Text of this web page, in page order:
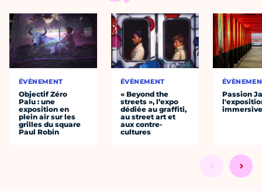
ÉVÈNEMENT
Objectif Zéro
Palu : une
exposition en
plein air sur les
grilles du square
Paul Robin
ÉVÈNEMENT
« Beyond the
streets », l’expo
dédiée au graffiti,
au street art et
aux contre-
cultures
Passion